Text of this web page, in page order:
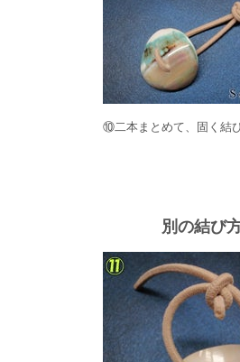
⑩二本まとめて、固く結
別の結び